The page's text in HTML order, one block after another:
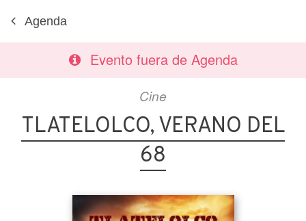
Agenda
Evento fuera de Agenda
Cine
TLATELOLCO, VERANO DEL
68